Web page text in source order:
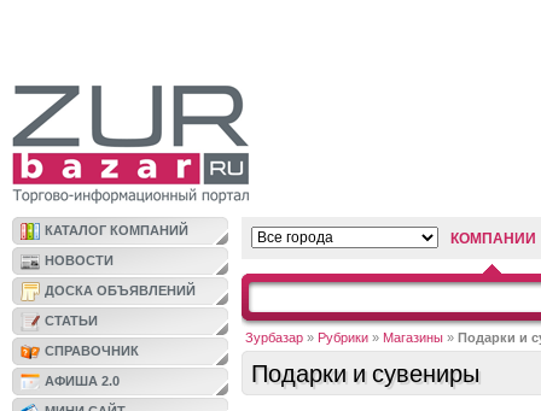
КАТАЛОГ КОМПАНИЙ
НОВОСТИ
ДОСКА ОБЪЯВЛЕНИЙ
СТАТЬИ
СПРАВОЧНИК
АФИША 2.0
КОМПАНИИ
Зурбазар » Рубрики » Магазины » Подарки и
Подарки и сувениры